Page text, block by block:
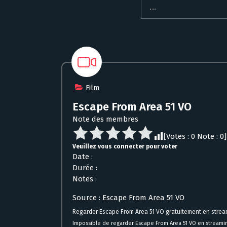
Film
Escape From Area 51 VO
Note des membres
[Votes : 0 Note : 0]
Veuillez vous connecter pour voter
Date :
Durée :
Notes :
Source : Escape From Area 51 VO
Regarder Escape From Area 51 VO gratuitement en
Impossible de regarder Escape From Area 51 VO en